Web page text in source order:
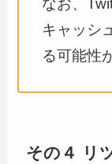
なお、
キャッシ
る可能性
その４ リ